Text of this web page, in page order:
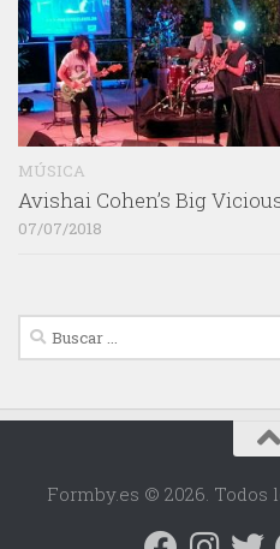
MÚSICA
Avishai Cohen’s Big
07/07/2018
Buscar:
Formby.es © 2026. Todos